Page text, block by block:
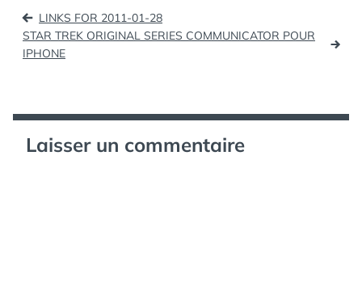
Navigation
de
l’article
LINKS FOR 2011-01-28
STAR TREK ORIGINAL SERIES COMMUNICATOR POUR
IPHONE
Laisser un commentaire